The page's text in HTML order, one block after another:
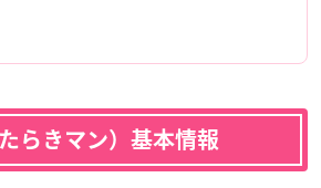
らきマン）基本情報